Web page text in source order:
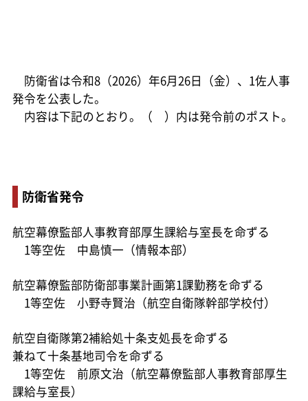
防衛省は令和8（2026）年6月26日（金）、1佐人事
発令を公表した。
内容は下記のとおり。（ ）内は発令前のポスト。
防衛省発令
航空幕僚監部人事教育部厚生課給与室長を命ずる
1等空佐 中島慎一（情報本部）
航空幕僚監部防衛部事業計画第1課勤務を命ずる
1等空佐 小野寺賢治（航空自衛隊幹部学校付）
航空自衛隊第2補給処十条支処長を命ずる
兼ねて十条基地司令を命ずる
1等空佐 前原文治（航空幕僚監部人事教育部厚生
課給与室長）